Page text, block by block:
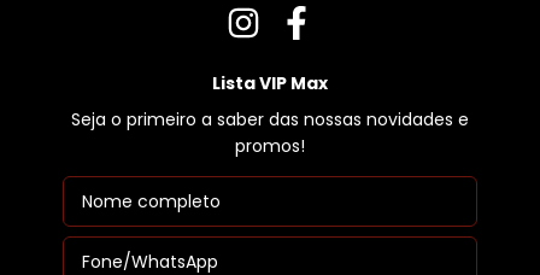
Lista VIP Max
Seja o primeiro a saber das nossas novidades e
promos!